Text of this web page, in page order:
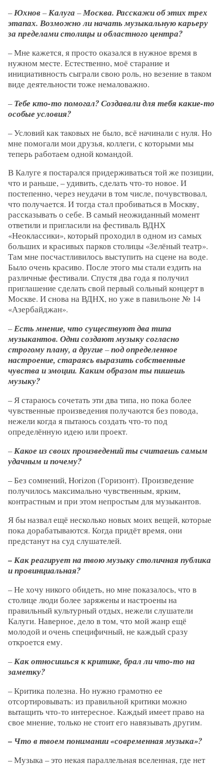
–Юхнов–Калуга–Москва. Расскажи об этих трех
этапах. Возможно ли начать музыкальную карьеру
за пределами столицы и областного центра?
– Мне кажется, я просто оказался в нужное время в
нужном месте. Естественно, моё старание и
инициативность сыграли свою роль, но везение в таком
виде деятельности тоже немаловажно.
–Тебе кто-то помогал? Создавали для тебя какие-то
особые условия?
– Условий как таковых не было, всё начинали с нуля. Но
мне помогали мои друзья, коллеги, с которыми мы
теперь работаем одной командой.
В Калуге я постарался придерживаться той же позиции,
что и раньше, – удивить, сделать что-то новое. И
постепенно, через неудачи в том числе, почувствовал,
что получается. И тогда стал пробиваться в Москву,
рассказывать о себе. В самый неожиданный момент
ответили и пригласили на фестиваль ВДНХ
«Неоклассики», который проходил в одном из самых
больших и красивых парков столицы «Зелёный театр».
Там мне посчастливилось выступить на сцене на воде.
Было очень красиво. После этого мы стали ездить на
различные фестивали. Спустя два года я получил
приглашение сделать свой первый сольный концерт в
Москве. И снова на ВДНХ, но уже в павильоне № 14
«Азербайджан».
–Есть мнение, что существуют два типа
музыкантов. Одни создают музыку согласно
строгому плану, а другие–под определенное
настроение, стараясь выразить собственные
чувства и эмоции. Каким образом ты пишешь
музыку?
– Я стараюсь сочетать эти два типа, но пока более
чувственные произведения получаются без повода,
нежели когда я пытаюсь создать что-то под
определённую идею или проект.
–Какое из своих произведений ты считаешь самым
удачным и почему?
– Без сомнений, Horizon (Горизонт). Произведение
получилось максимально чувственным, ярким,
контрастным и при этом непростым для музыкантов.
Я бы назвал ещё несколько новых моих вещей, которые
пока дорабатываются. Когда придёт время, они
предстанут на суд слушателей.
– Как реагирует на твою музыку столичная публика
и провинциальная?
– Не хочу никого обидеть, но мне показалось, что в
столице люди более заряжены и настроены на
правильный культурный отдых, нежели слушатели
Калуги. Наверное, дело в том, что мой жанр ещё
молодой и очень специфичный, не каждый сразу
откроется ему.
–Как относишься к критике, брал ли что-то на
заметку?
– Критика полезна. Но нужно грамотно ее
отсортировывать: из правильной критики можно
вытащить что-то интересное. Каждый имеет право на
свое мнение, только не стоит его навязывать другим.
– Что в твоем понимании «современная музыка»?
– Музыка – это некая параллельная вселенная, где нет